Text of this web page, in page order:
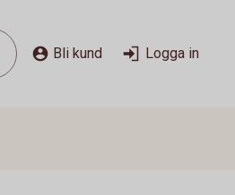
Bli kund Logga in